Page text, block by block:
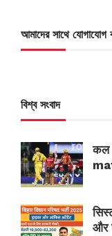
আমাদের সাথে
বিশ্ব সংবাদ
कल
और